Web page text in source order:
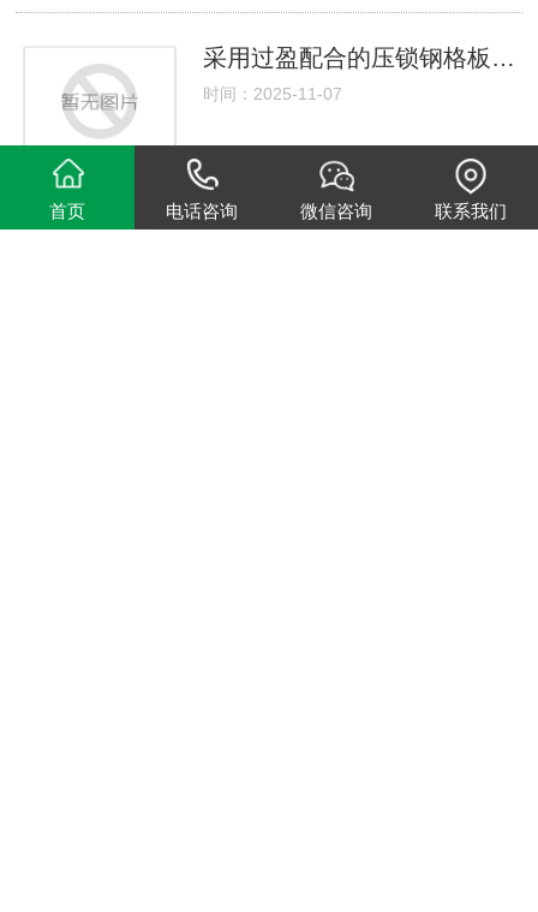
采用过盈配合的压锁钢格板价格范围是多少？
时间：2025-11-07
钢格板价格是多少-无锡昌鸿镀锌格栅不锈钢格栅厂
首页 电话咨询 微信咨询 联系我们